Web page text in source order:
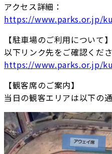
アクセス詳細：
https://www.parks.or.jp/
【駐車場のご利用について】
以下リンク先をご確認くださ
https://www.parks.or.jp/
【観客席のご案内】
当日の観客エリアは以下の通